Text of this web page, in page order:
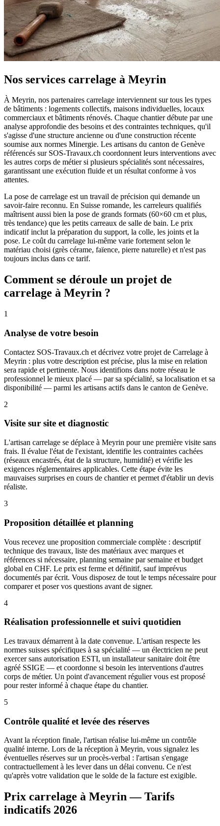
Nos services carrelage à Meyrin
À Meyrin, nos partenaires carrelage interviennent sur tous les types
de bâtiments : logements collectifs, maisons individuelles, locaux
commerciaux et bâtiments rénovés. Chaque chantier débute par une
analyse approfondie des besoins et des contraintes techniques, qu'il
s'agisse d'une structure ancienne ou d'une construction récente
soumise aux normes Minergie. Les artisans du canton de Genève
référencés sur SOS-Travaux.ch coordonnent leurs interventions avec
les autres corps de métier si plusieurs spécialités sont nécessaires,
garantissant une exécution fluide et un résultat conforme à vos
attentes.
La pose de carrelage est un travail de précision qui demande un
savoir-faire reconnu. En Suisse romande, les carreleurs qualifiés
maîtrisent aussi bien la pose de grands formats (60×60 cm et plus,
très tendance) que les petits carreaux de salle de bain. Le prix
indicatif inclut la préparation du support, la colle, les joints et la
pose. Le coût du carrelage lui-même varie fortement selon le
matériau choisi (grès cérame, faïence, pierre naturelle) et n'est pas
toujours inclus dans ce tarif.
Comment se déroule un projet de
carrelage à Meyrin ?
1
Analyse de votre besoin
Contactez SOS-Travaux.ch et décrivez votre projet de Carrelage à
Meyrin : plus votre description est précise, plus la mise en relation
sera rapide et pertinente. Nous identifions dans notre réseau le
professionnel le mieux placé — par sa spécialité, sa localisation et sa
disponibilité — parmi les artisans actifs dans le canton de Genève.
2
Visite sur site et diagnostic
L'artisan carrelage se déplace à Meyrin pour une première visite sans
frais. Il évalue l'état de l'existant, identifie les contraintes cachées
(réseaux encastrés, état de la structure, humidité) et vérifie les
exigences réglementaires applicables. Cette étape évite les
mauvaises surprises en cours de chantier et permet d'établir un devis
réaliste.
3
Proposition détaillée et planning
Vous recevez une proposition commerciale complète : descriptif
technique des travaux, liste des matériaux avec marques et
références si nécessaire, planning semaine par semaine et budget
global en CHF. Le prix est ferme et définitif, sauf imprévus
documentés par écrit. Vous disposez de tout le temps nécessaire pour
comparer et poser vos questions avant de signer.
4
Réalisation professionnelle et suivi quotidien
Les travaux démarrent à la date convenue. L'artisan respecte les
normes suisses spécifiques à sa spécialité — un électricien ne peut
exercer sans autorisation ESTI, un installateur sanitaire doit être
agréé SSIGE — et coordonne si besoin les interventions d'autres
corps de métier. Un point d'avancement régulier vous est proposé
pour rester informé à chaque étape du chantier.
5
Contrôle qualité et levée des réserves
Avant la réception finale, l'artisan réalise lui-même un contrôle
qualité interne. Lors de la réception à Meyrin, vous signalez les
éventuelles réserves sur un procès-verbal : l'artisan s'engage
contractuellement à les lever dans un délai convenu. Ce n'est
qu'après votre validation que le solde de la facture est exigible.
Prix carrelage à Meyrin — Tarifs
indicatifs 2026